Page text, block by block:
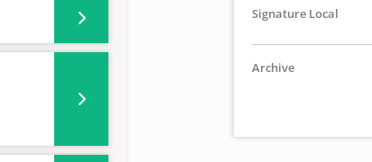
Signature Local
Archive